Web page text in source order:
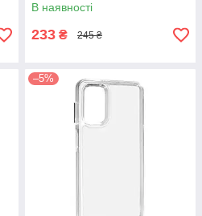
В наявності
233 ₴ 245 ₴
–5%